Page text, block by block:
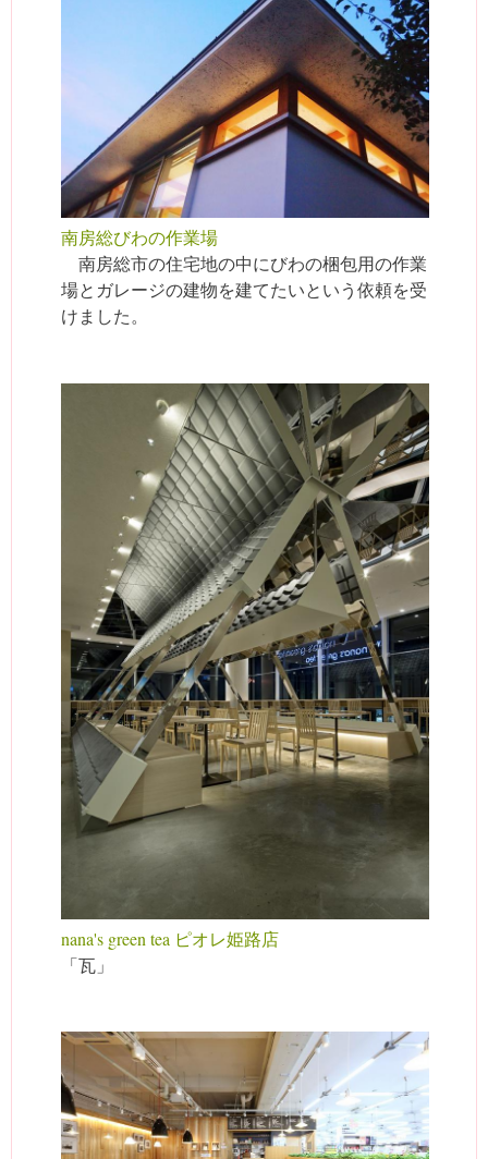
南房総びわの作業場
南房総市の住宅地の中にびわの梱包用の作業
場とガレージの建物を建てたいという依頼を受
けました。
nana's green tea ピオレ姫路店
「瓦」